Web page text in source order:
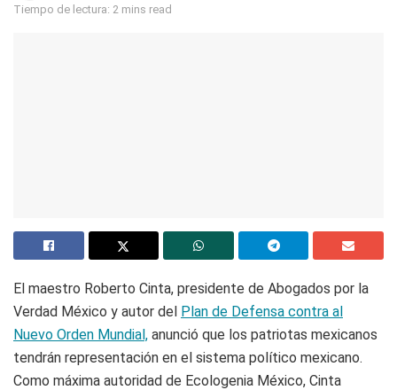
Tiempo de lectura: 2 mins read
El maestro Roberto Cinta, presidente de Abogados por la
Verdad México y autor del Plan de Defensa contra al
Nuevo Orden Mundial, anunció que los patriotas mexicanos
tendrán representación en el sistema político mexicano.
Como máxima autoridad de Ecologenia México, Cinta